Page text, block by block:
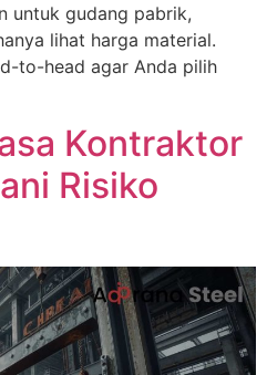
untuk gudang pabrik,
lihat harga material.
to-head agar Anda pilih
Kontraktor
Risiko